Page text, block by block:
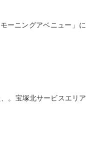
ーニングアベニュー」に
。宝塚北サービスエリア